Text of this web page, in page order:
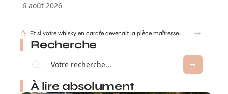
6 août 2026
Et si votre whisky en carafe devenait la pièce maîtresse de votre salon ?
Recherche
À lire absolument